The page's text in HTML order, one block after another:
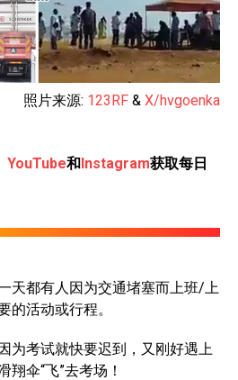
照片来源: 123RF & X/hvgoenka
YouTube和Instagram获取每日
天都有人因为交通堵塞而上班/上
的活动或行程。
为考试就快要迟到，又刚好遇上
伞“飞”去考场！